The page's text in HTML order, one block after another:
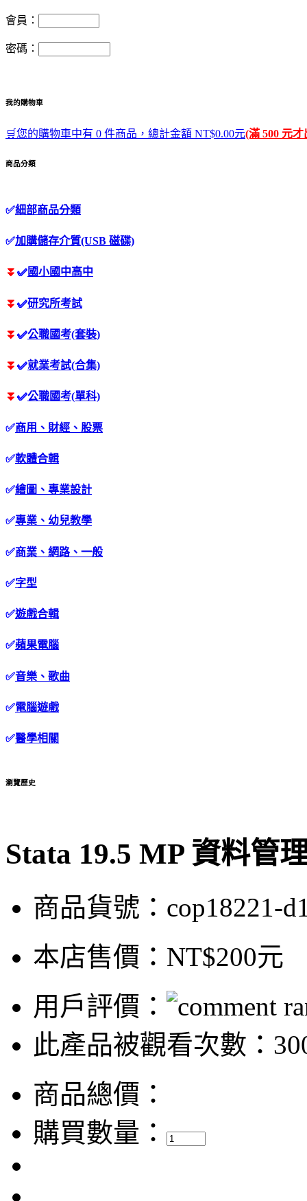
會員：
密碼：
我的購物車
🛒您的購物車中有 0 件商品，總計金額 NT$0.00元(滿 500 元才
商品分類
✅細部商品分類
✅加購儲存介質(USB 磁碟)
⏬ ✅國小國中高中
⏬ ✅研究所考試
⏬ ✅公職國考(套裝)
⏬ ✅就業考試(合集)
⏬ ✅公職國考(單科)
✅商用、財經、股票
✅軟體合輯
✅繪圖、專業設計
✅專業、幼兒教學
✅商業、網路、一般
✅字型
✅遊戲合輯
✅蘋果電腦
✅音樂、歌曲
✅電腦遊戲
✅醫學相關
瀏覽歷史
Stata 19.5 MP 資料管
商品貨號：cop18221-
本店售價： NT$200元
用戶評價：
此產品被觀看次數：
商品總價：
購買數量：